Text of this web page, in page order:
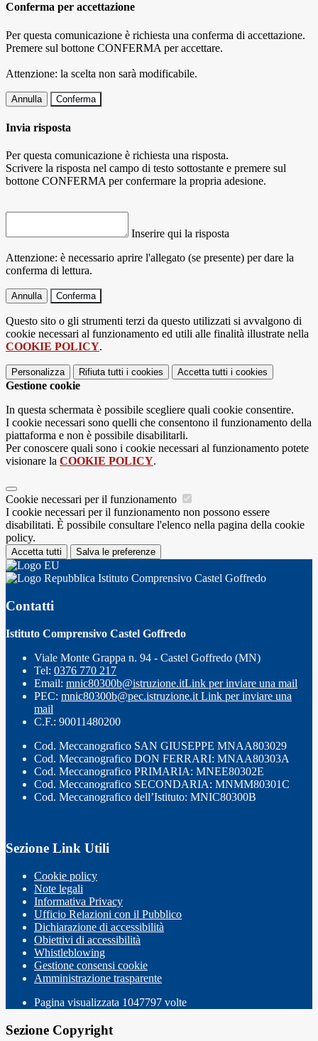
Conferma per accettazione
Per questa comunicazione è richiesta una conferma di accettazione.
Premere sul bottone CONFERMA per accettare.
Attenzione: la scelta non sarà modificabile.
Annulla Conferma
Invia risposta
Per questa comunicazione è richiesta una risposta.
Scrivere la risposta nel campo di testo sottostante e premere sul
bottone CONFERMA per confermare la propria adesione.
Inserire qui la risposta
Attenzione: è necessario aprire l'allegato (se presente) per dare la
conferma di lettura.
Annulla Conferma
Questo sito o gli strumenti terzi da questo utilizzati si avvalgono di
cookie necessari al funzionamento ed utili alle finalità illustrate nella
COOKIE POLICY.
Personalizza Rifiuta tutti i cookies Accetta tutti i cookies
Gestione cookie
In questa schermata è possibile scegliere quali cookie consentire.
I cookie necessari sono quelli che consentono il funzionamento della
piattaforma e non è possibile disabilitarli.
Per conoscere quali sono i cookie necessari al funzionamento potete
visionare la COOKIE POLICY.
Cookie necessari per il funzionamento
I cookie necessari per il funzionamento non possono essere
disabilitati. È possibile consultare l'elenco nella pagina della cookie
policy.
Accetta tutti Salva le preferenze
Istituto Comprensivo Castel Goffredo
Contatti
Istituto Comprensivo Castel Goffredo
Viale Monte Grappa n. 94 - Castel Goffredo (MN)
Tel: 0376 770 217
Email: mnic80300b@istruzione.itLink per inviare una mail
PEC: mnic80300b@pec.istruzione.it Link per inviare una
mail
C.F.: 90011480200
Cod. Meccanografico SAN GIUSEPPE MNAA803029
Cod. Meccanografico DON FERRARI: MNAA80303A
Cod. Meccanografico PRIMARIA: MNEE80302E
Cod. Meccanografico SECONDARIA: MNMM80301C
Cod. Meccanografico dell’Istituto: MNIC80300B
Sezione Link Utili
Cookie policy
Note legali
Informativa Privacy
Ufficio Relazioni con il Pubblico
Dichiarazione di accessibilità
Obiettivi di accessibilità
Whistleblowing
Gestione consensi cookie
Amministrazione trasparente
Pagina visualizzata 1047797 volte
Sezione Copyright